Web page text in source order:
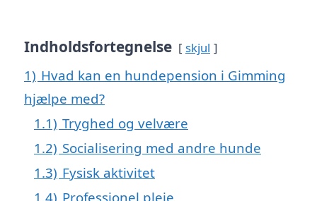
Indholdsfortegnelse skjul
1) Hvad kan en hundepension i Gimming
hjælpe med?
1.1) Tryghed og velvære
1.2) Socialisering med andre hunde
1.3) Fysisk aktivitet
1.4) Professionel pleje